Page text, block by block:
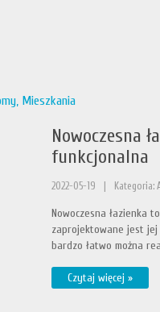
Mieszkania
Nowoczesna
funkcjonalna
2022-05-19 Kategoria:
Nowoczesna łazienka
zaprojektowane jest jej
bardzo łatwo można
Czytaj więcej »